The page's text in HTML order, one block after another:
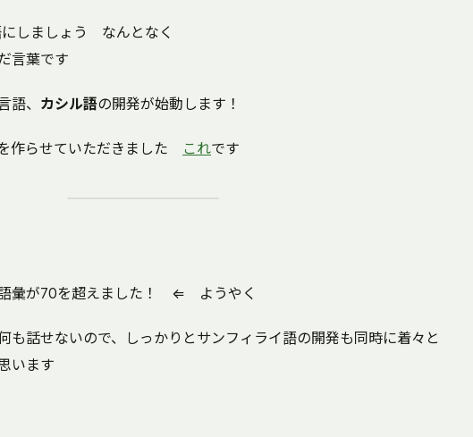
にしましょう なんとなく
言葉です
語、 カシル語の開発が始動します！
作らせていただきました これです
彙が70を超えました！ ⇐ ようやく
も話せないので、しっかりとサンフィライ語の開発も同時に着々と
います